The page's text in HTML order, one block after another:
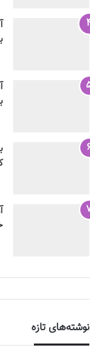
نوشته‌های تازه